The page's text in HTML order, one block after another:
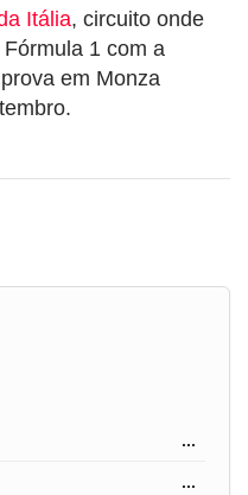
Itália, circuito onde
1 com a
em Monza
...
...